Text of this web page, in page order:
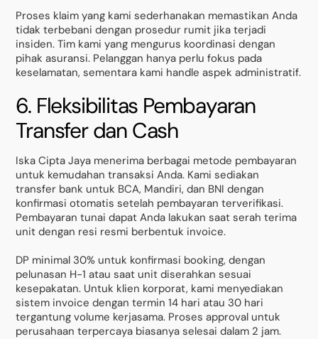
Proses klaim yang kami sederhanakan memastikan Anda
tidak terbebani dengan prosedur rumit jika terjadi
insiden. Tim kami yang mengurus koordinasi dengan
pihak asuransi. Pelanggan hanya perlu fokus pada
keselamatan, sementara kami handle aspek administratif.
6. Fleksibilitas Pembayaran
Transfer dan Cash
Iska Cipta Jaya menerima berbagai metode pembayaran
untuk kemudahan transaksi Anda. Kami sediakan
transfer bank untuk BCA, Mandiri, dan BNI dengan
konfirmasi otomatis setelah pembayaran terverifikasi.
Pembayaran tunai dapat Anda lakukan saat serah terima
unit dengan resi resmi berbentuk invoice.
DP minimal 30% untuk konfirmasi booking, dengan
pelunasan H-1 atau saat unit diserahkan sesuai
kesepakatan. Untuk klien korporat, kami menyediakan
sistem invoice dengan termin 14 hari atau 30 hari
tergantung volume kerjasama. Proses approval untuk
perusahaan terpercaya biasanya selesai dalam 2 jam.